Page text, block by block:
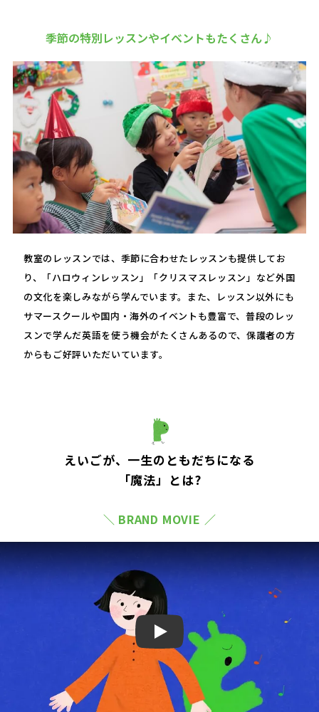
季節の特別レッスンやイベントもたくさん♪
教室のレッスンでは、季節に合わせたレッスンも提供してお
り、「ハロウィンレッスン」「クリスマスレッスン」など外国
の文化を楽しみながら学んでいます。また、レッスン以外にも
サマースクールや国内・海外のイベントも豊富で、普段のレッ
スンで学んだ英語を使う機会がたくさんあるので、保護者の方
からもご好評いただいています。
えいごが、一生のともだちになる
「魔法」とは?
＼ BRAND MOVIE ／